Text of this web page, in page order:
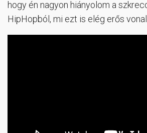
hogy én nagyon hiányolom a
HipHopból, mi ezt is elég erős